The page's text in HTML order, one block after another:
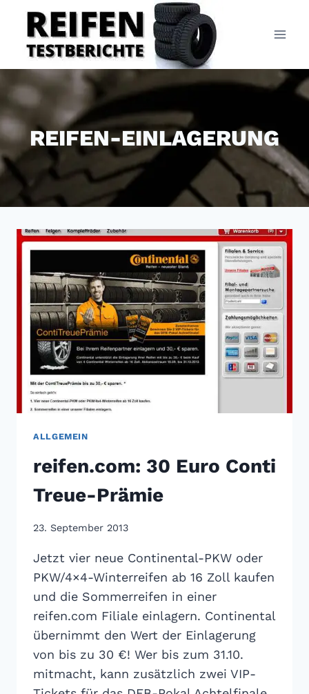
Inhalt
springen
REIFEN-EINLAGERUNG
ALLGEMEIN
reifen.com: 30 Euro Conti
Treue-Prämie
23. September 2013
Jetzt vier neue Continental-PKW oder
PKW/4×4-Winterreifen ab 16 Zoll kaufen
und die Sommerreifen in einer
reifen.com Filiale einlagern. Continental
übernimmt den Wert der Einlagerung
von bis zu 30 €! Wer bis zum 31.10.
mitmacht, kann zusätzlich zwei VIP-